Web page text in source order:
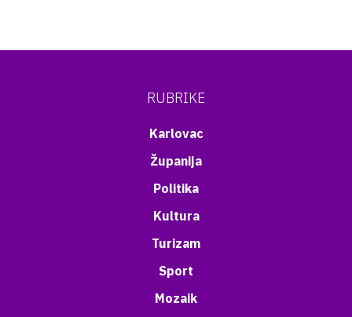
RUBRIKE
Karlovac
Županija
Politika
Kultura
Turizam
Sport
Mozaik